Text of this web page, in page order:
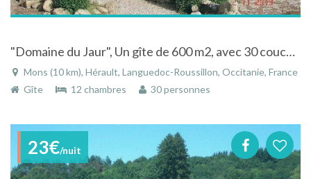
"Domaine du Jaur", Un gîte de 600 m2, avec 30 couchages à Mons la trivalle dans le parc régional.
Mons (10 km), Hérault, Languedoc-Roussillon, Occitanie, France
Gîte
12 chambres 30 personnes
23€/nuit